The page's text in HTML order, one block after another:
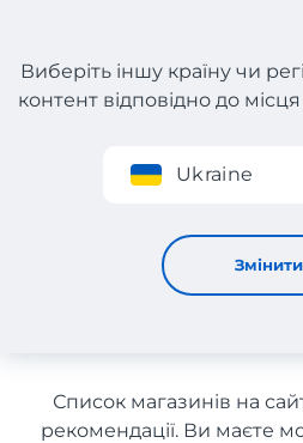
Реєстрація
Виберіть іншу країну чи
контент відповідно до
Ukraine
Змінити
Побутова хімія та
доставкою в Україну
Побутова
господарські
Список магазинів на
рекомендації. Ви маєте